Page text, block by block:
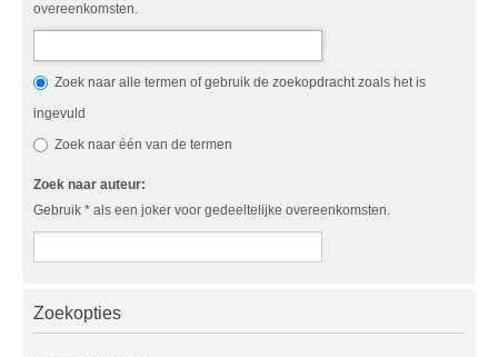
overeenkomsten.
Zoek naar alle termen of gebruik de zoekopdracht zoals het is
ingevuld
Zoek naar één van de termen
Zoek naar auteur:
Gebruik * als een joker voor gedeeltelijke overeenkomsten.
Zoekopties